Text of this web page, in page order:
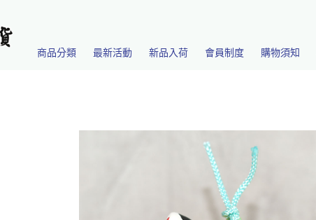
商品分類 最新活動 新品入荷 會員制度 購物須知